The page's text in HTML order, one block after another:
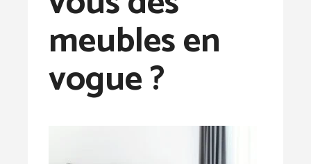
meubles en
vogue ?